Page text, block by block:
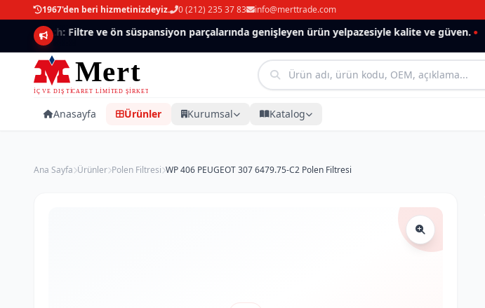
1967'den beri hizmetinizdeyiz. 0 (212) 235 37 83 info@merttrade.com
Mannlich: Filtre ve ön süspansiyon parçalarında genişleyen ürün yelpazesiyle kalite ve güven.
Anasayfa Ürünler Kurumsal Katalog
Ana Sayfa Ürünler Polen Filtresi WP 406 PEUGEOT 307 6479.75-C2 Polen Filtresi